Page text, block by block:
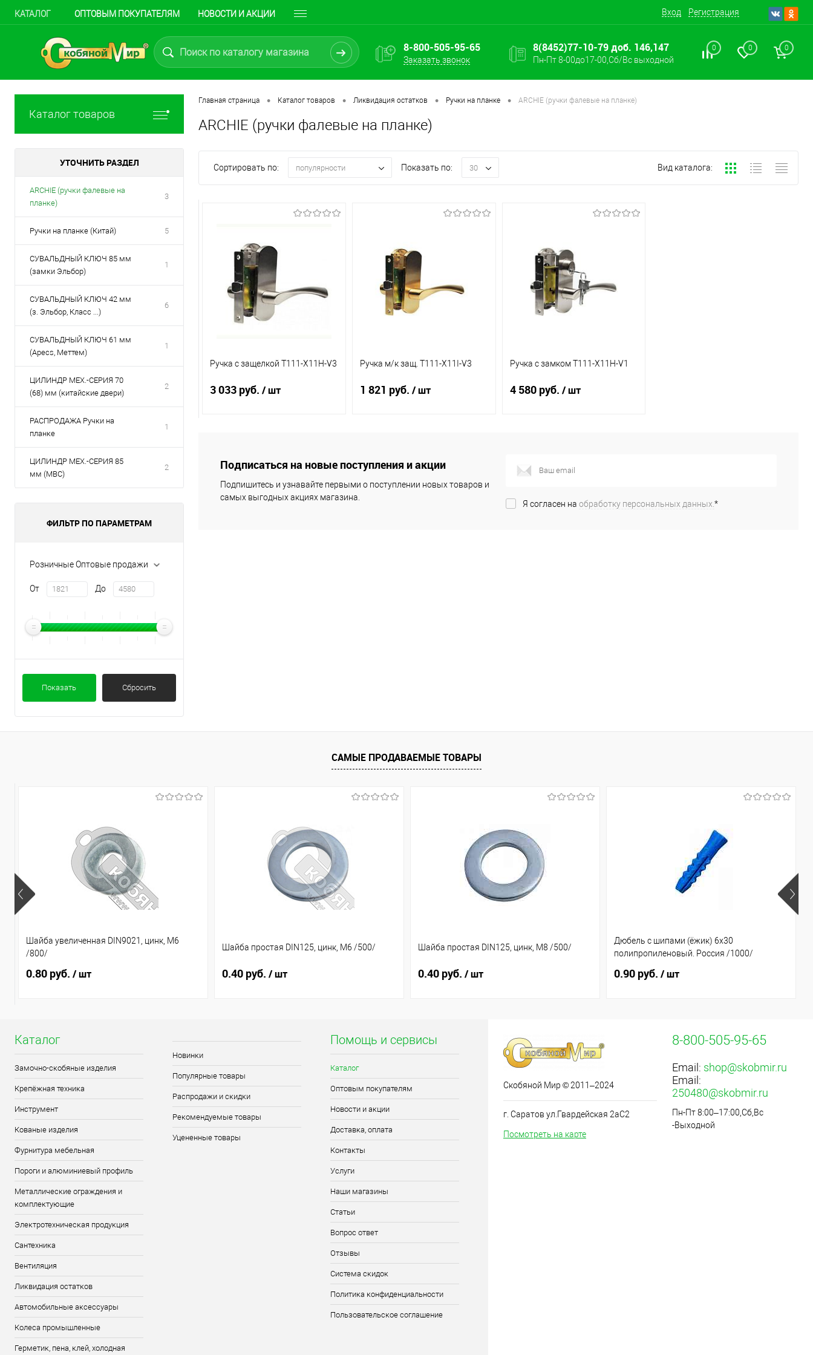
КАТАЛОГ ОПТОВЫМ ПОКУПАТЕЛЯМ НОВОСТИ И АКЦИИ Вход Регистрация
8-800-505-95-65
Заказать звонок
8(8452)77-10-79 доб. 146,147
Пн-Пт 8-00до17-00,Сб/Вс выходной
0 0 0
Каталог товаров
УТОЧНИТЬ РАЗДЕЛ
ARCHIE (ручки фалевые на
планке)
3
Ручки на планке (Китай) 5
СУВАЛЬДНЫЙ КЛЮЧ 85 мм
(замки Эльбор)
1
СУВАЛЬДНЫЙ КЛЮЧ 42 мм
(з. Эльбор, Класс ...)
6
СУВАЛЬДНЫЙ КЛЮЧ 61 мм
(Apecs, Меттем)
1
ЦИЛИНДР МЕХ.-СЕРИЯ 70
(68) мм (китайские двери)
2
РАСПРОДАЖА Ручки на
планке
1
ЦИЛИНДР МЕХ.-СЕРИЯ 85
мм (МВС)
2
ФИЛЬТР ПО ПАРАМЕТРАМ
Розничные Оптовые продажи
От До
Показать Сбросить
Главная страница • Каталог товаров • Ликвидация остатков • Ручки на планке • ARCHIE (ручки фалевые на планке)
ARCHIE (ручки фалевые на планке)
Сортировать по: популярности Показать по: 30 Вид каталога:
Ручка с защелкой Т111-Х11Н-V3
3 033 руб. / шт
Купить в 1 клик
К
сравнению
В наличии
Ручка м/к защ. Т111-Х11I-V3
1 821 руб. / шт
Купить в 1 клик
К
сравнению
Ручка с замком Т111-Х11Н-V1
4 580 руб. / шт
Купить в 1 клик
В избранное
Под заказ
Подписаться на новые поступления и акции
Подпишитесь и узнавайте первыми о поступлении новых товаров и
самых выгодных акциях магазина.
Я согласен на обработку персональных данных. *
САМЫЕ ПРОДАВАЕМЫЕ ТОВАРЫ
Шайба увеличенная DIN9021, цинк, М6
/800/
0.80 руб. / шт
Шайба простая DIN125, цинк, М6 /500/
0.40 руб. / шт
Шайба простая DIN125, цинк, М8 /500/
0.40 руб. / шт
Дюбель с шипами (ёжик) 6х30
полипропиленовый. Россия /1000/
0.90 руб. / шт
Каталог
Замочно-скобяные изделия
Крепёжная техника
Инструмент
Кованые изделия
Фурнитура мебельная
Пороги и алюминиевый профиль
Металлические ограждения и
комплектующие
Электротехническая продукция
Сантехника
Вентиляция
Ликвидация остатков
Автомобильные аксессуары
Колеса промышленные
Герметик, пена, клей, холодная
Новинки
Популярные товары
Распродажи и скидки
Рекомендуемые товары
Уцененные товары
Помощь и сервисы
Каталог
Оптовым покупателям
Новости и акции
Доставка, оплата
Контакты
Услуги
Наши магазины
Статьи
Вопрос ответ
Отзывы
Система скидок
Политика конфиденциальности
Пользовательское соглашение
Скобяной Мир © 2011–2024
г. Саратов ул.Гвардейская 2аС2
Посмотреть на карте
8-800-505-95-65
Email: shop@skobmir.ru
Email:
250480@skobmir.ru
Пн-Пт 8:00–17:00,Сб,Вс
-Выходной